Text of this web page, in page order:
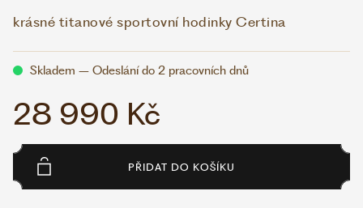
krásné titanové sportovní hodinky Certina
Skladem – Odeslání do 2 pracovních dnů
28 990 Kč
PŘIDAT DO KOŠÍKU